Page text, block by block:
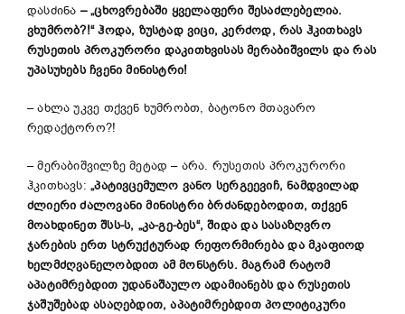
დასძინა – „ცხოვრებაში ყველაფერი შესაძლებელია.
ვხუმრობ?!“ ჰოდა, ზუსტად ვიცი, კერძოდ, რას ჰკითხავს
რუსეთის პროკურორი დაკითხვისას მერაბიშვილს და რას
უპასუხებს ჩვენი მინისტრი!
– ახლა უკვე თქვენ ხუმრობთ, ბატონო მთავარო
რედაქტორო?!
– მერაბიშვილზე მეტად – არა. რუსეთის პროკურორი
ჰკითხავს:„პატივცემულო ვანო სერგეევიჩ, ნამდვილად
ძლიერი ძალოვანი მინისტრი ბრძანდებოდით, თქვენ
მოახდინეთ შსს-ს, „კა-გე-ბეს“, შიდა და სასაზღვრო
ჯარების ერთ სტრუქტურად რეფორმირება და მკაფიოდ
ხელმძღვანელობდით ამ მონსტრს. მაგრამ რატომ
აპატიმრებდით უდანაშაულო ადამიანებს და რუსეთის
ჯაშუშებად ასაღებდით, აპატიმრებდით პოლიტიკური